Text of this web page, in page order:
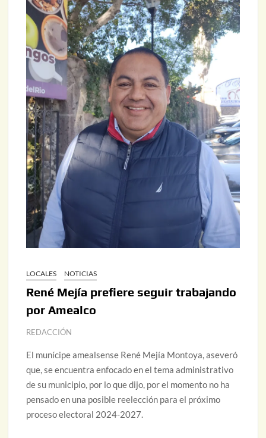
LOCALES NOTICIAS
René Mejía prefiere seguir trabajando
por Amealco
REDACCIÓN
El munícipe amealsense René Mejía Montoya, aseveró
que, se encuentra enfocado en el tema administrativo
de su municipio, por lo que dijo, por el momento no ha
pensado en una posible reelección para el próximo
proceso electoral 2024-2027.